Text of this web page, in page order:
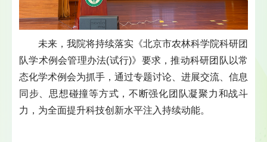
未来，我院将持续落实《北京市农林科学院科研团
队学术例会管理办法(试行)》要求，推动科研团队以常
态化学术例会为抓手，通过专题讨论、进展交流、信息
同步、思想碰撞等方式，不断强化团队凝聚力和战斗
力，为全面提升科技创新水平注入持续动能。